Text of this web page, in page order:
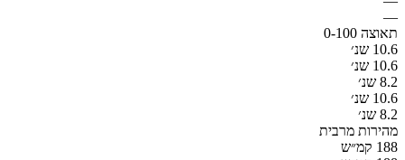
—
תאוצה 0-100
10.6 שנ׳
10.6 שנ׳
8.2 שנ׳
10.6 שנ׳
8.2 שנ׳
מהירות מרבית
188 קמ״ש